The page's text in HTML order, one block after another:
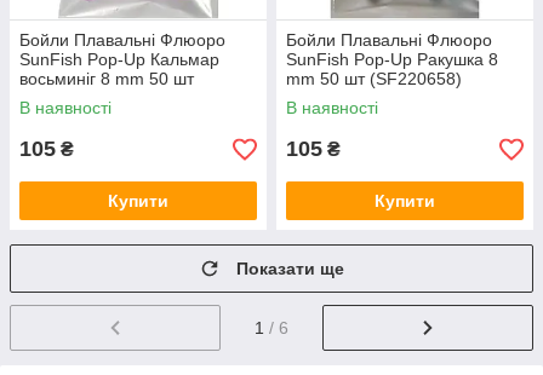
Бойли Плавальні Флюоро
SunFish Pop-Up Кальмар
восьминіг 8 mm 50 шт
(SF220650)
В наявності
105 ₴
Купити
Бойли Плавальні Флюоро
SunFish Pop-Up Ракушка 8
mm 50 шт (SF220658)
В наявності
105 ₴
Купити
Показати ще
1 / 6